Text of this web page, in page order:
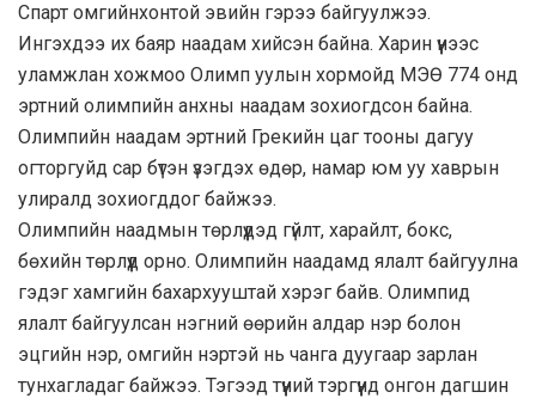
Спарт омгийнхонтой эвийн гэрээ байгуулжээ.
Ингэхдээ их баяр наадам хийсэн байна. Харин үүнээс
уламжлан хожмоо Олимп уулын хормойд МЭӨ 774 онд
эртний олимпийн анхны наадам зохиогдсон байна.
Олимпийн наадам эртний Грекийн цаг тооны дагуу
огторгуйд сар бүтэн үзэгдэх өдөр, намар юм уу хаврын
улиралд зохиогддог байжээ.
Олимпийн наадмын төрлүүдэд гүйлт, харайлт, бокс,
бөхийн төрлүүд орно. Олимпийн наадамд ялалт байгуулна
гэдэг хамгийн бахархууштай хэрэг байв. Олимпид
ялалт байгуулсан нэгний өөрийн алдар нэр болон
эцгийн нэр, омгийн нэртэй нь чанга дуугаар зарлан
тунхагладаг байжээ. Тэгээд түүний тэргүүнд онгон дагшин